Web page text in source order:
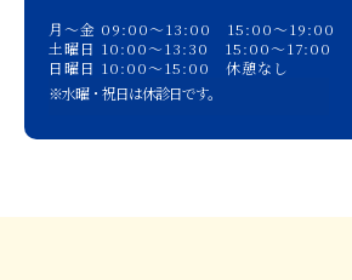
月〜金 09:00〜13:00 15:00〜19:00
土曜日 10:00〜13:30 15:00〜17:00
日曜日 10:00〜15:00 休憩なし
※水曜・祝日は休診日です。